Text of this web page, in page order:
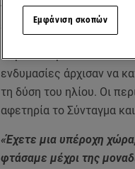
πραγματοποιηθεί στην
έρχεται από την Ινδία.
Περισσότεροι από 500
ενδυμασίες άρχισαν να
τη δύση του ηλίου. Οι
αφετηρία το Σύνταγμα
«Έχετε μια υπέροχη
φτάσαμε μέχρι της
Εμφάνιση σκοπών